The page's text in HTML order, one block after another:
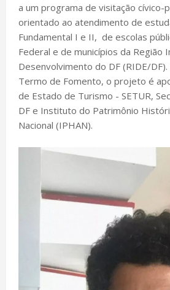
a um programa de visitação cívico-
orientado ao atendimento de
Fundamental I e II, de escolas
Federal e de municípios da Região
Desenvolvimento do DF (RIDE/
Termo de Fomento, o projeto é
de Estado de Turismo - SETUR,
DF e Instituto do Patrimônio
Nacional (IPHAN).